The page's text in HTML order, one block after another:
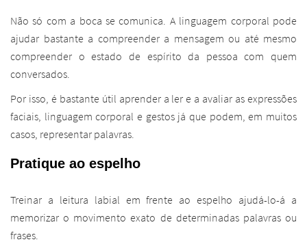
Não só com a boca se comunica. A linguagem corporal pode
ajudar bastante a compreender a mensagem ou até mesmo
compreender o estado de espírito da pessoa com quem
conversados.
Por isso, é bastante útil aprender a ler e a avaliar as expressões
faciais, linguagem corporal e gestos já que podem, em muitos
casos, representar palavras.
Pratique ao espelho
Treinar a leitura labial em frente ao espelho ajudá-lo-á a
memorizar o movimento exato de determinadas palavras ou
frases.